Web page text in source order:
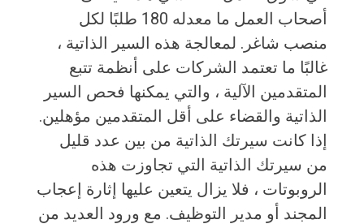
أصحاب العمل ما معدله 180 طلبًا لكل
منصب شاغر. لمعالجة هذه السير الذاتية ،
غالبًا ما تعتمد الشركات على أنظمة تتبع
المتقدمين الآلية ، والتي يمكنها فحص السير
الذاتية والقضاء على أقل المتقدمين مؤهلين.
إذا كانت سيرتك الذاتية من بين عدد قليل
من سيرتك الذاتية التي تجاوزت هذه
الروبوتات ، فلا يزال يتعين عليها إثارة إعجاب
المجند أو مدير التوظيف. مع ورود العديد من